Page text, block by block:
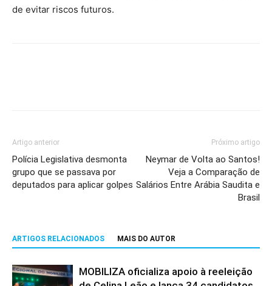
de evitar riscos futuros.
Artigo anterior
Polícia Legislativa desmonta
grupo que se passava por
deputados para aplicar golpes
Próximo artigo
Neymar de Volta ao Santos!
Veja a Comparação de
Salários Entre Arábia Saudita e
Brasil
ARTIGOS RELACIONADOS MAIS DO AUTOR
MOBILIZA oficializa apoio à reeleição